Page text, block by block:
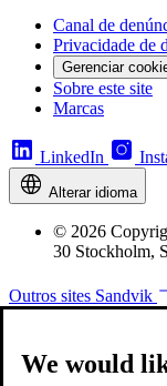
Canal de
Privacidade de
Gerenciar
Sobre este site
Marcas
LinkedIn
Alterar idioma
© 2026
30 Stockholm,
Outros sites Sandvik
We would